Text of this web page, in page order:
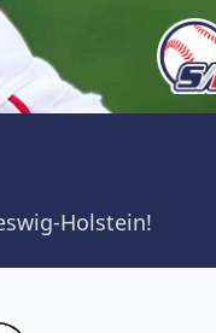
Holstein!